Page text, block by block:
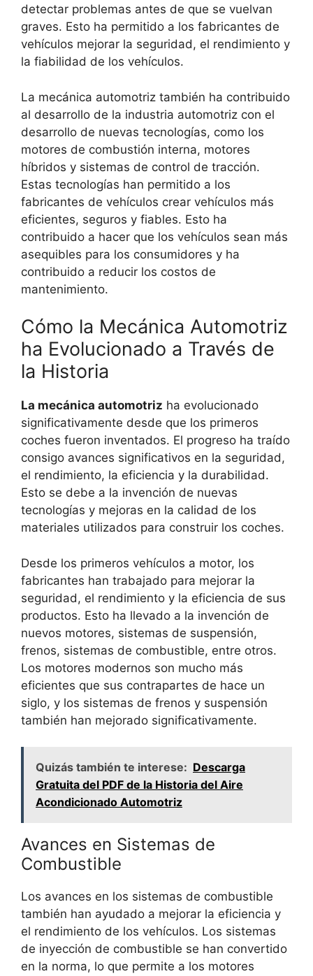
detectar problemas antes de que se vuelvan
graves. Esto ha permitido a los fabricantes de
vehículos mejorar la seguridad, el rendimiento y
la fiabilidad de los vehículos.
La mecánica automotriz también ha contribuido
al desarrollo de la industria automotriz con el
desarrollo de nuevas tecnologías, como los
motores de combustión interna, motores
híbridos y sistemas de control de tracción.
Estas tecnologías han permitido a los
fabricantes de vehículos crear vehículos más
eficientes, seguros y fiables. Esto ha
contribuido a hacer que los vehículos sean más
asequibles para los consumidores y ha
contribuido a reducir los costos de
mantenimiento.
Cómo la Mecánica Automotriz
ha Evolucionado a Través de
la Historia
La mecánica automotriz ha evolucionado
significativamente desde que los primeros
coches fueron inventados. El progreso ha traído
consigo avances significativos en la seguridad,
el rendimiento, la eficiencia y la durabilidad.
Esto se debe a la invención de nuevas
tecnologías y mejoras en la calidad de los
materiales utilizados para construir los coches.
Desde los primeros vehículos a motor, los
fabricantes han trabajado para mejorar la
seguridad, el rendimiento y la eficiencia de sus
productos. Esto ha llevado a la invención de
nuevos motores, sistemas de suspensión,
frenos, sistemas de combustible, entre otros.
Los motores modernos son mucho más
eficientes que sus contrapartes de hace un
siglo, y los sistemas de frenos y suspensión
también han mejorado significativamente.
Quizás también te interese: Descarga
Gratuita del PDF de la Historia del Aire
Acondicionado Automotriz
Avances en Sistemas de
Combustible
Los avances en los sistemas de combustible
también han ayudado a mejorar la eficiencia y
el rendimiento de los vehículos. Los sistemas
de inyección de combustible se han convertido
en la norma, lo que permite a los motores